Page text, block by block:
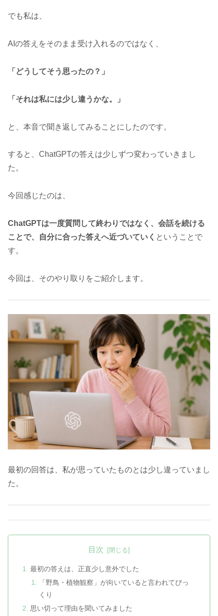
でも私は、
AIの答えをそのまま受け入れるのではなく、
「どうしてそう思ったの？」
「それは私には少し違うかな。」
と、本音で聞き返してみることにしたのです。
すると、ChatGPTの答えは少しずつ変わっていきまし
た。
今回感じたのは、
ChatGPTは一度質問して終わりではなく、会話を続ける
ことで、自分に合った答えへ近づいていく ということで
す。
今回は、そのやり取りをご紹介します。
最初の回答は、私が思っていたものとは少し違っていまし
た。
目次
最初の答えは、正直少し意外でした
「野鳥・植物観察」が向いていると言われてびっ
くり
思い切って理由を聞いてみました